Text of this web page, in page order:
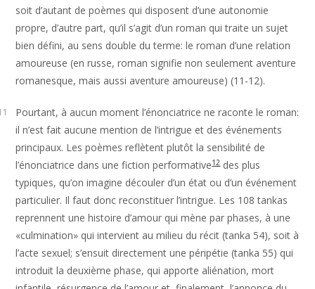
soit d’autant de poèmes qui disposent d’une autonomie
propre, d’autre part, qu’il s’agit d’un roman qui traite un sujet
bien défini, au sens double du terme: le roman d’une relation
amoureuse (en russe, roman signifie non seulement aventure
romanesque, mais aussi aventure amoureuse) (11-12).
Pourtant, à aucun moment l’énonciatrice ne raconte le roman:
il n’est fait aucune mention de l’intrigue et des événements
principaux. Les poèmes reflètent plutôt la sensibilité de
l’énonciatrice dans une fiction performative12des plus
typiques, qu’on imagine découler d’un état ou d’un événement
particulier. Il faut donc reconstituer l’intrigue. Les 108 tankas
reprennent une histoire d’amour qui mène par phases, à une
«culmination» qui intervient au milieu du récit (tanka 54), soit à
l’acte sexuel; s’ensuit directement une péripétie (tanka 55) qui
introduit la deuxième phase, qui apporte aliénation, mort